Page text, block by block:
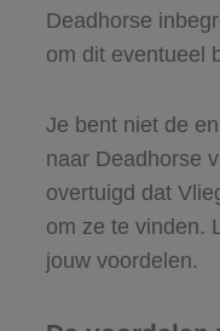
Deadhorse
om dit eventueel
Je bent niet de
naar Deadhorse
overtuigd dat
om ze te vinden.
jouw voordelen.